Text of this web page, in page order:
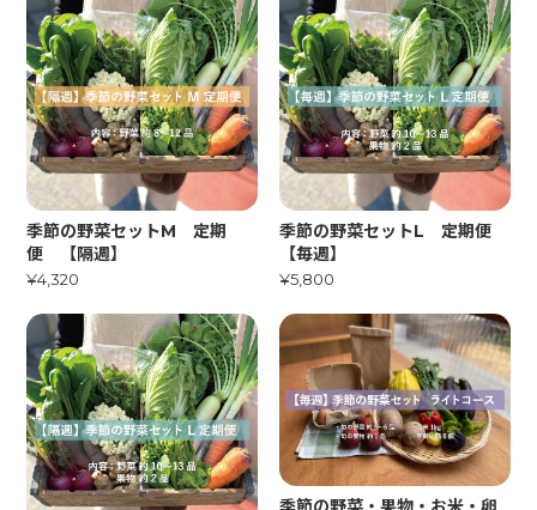
季節の野菜セットM 定期
便 【隔週】
¥4,320
季節の野菜セットL 定期便
【毎週】
¥5,800